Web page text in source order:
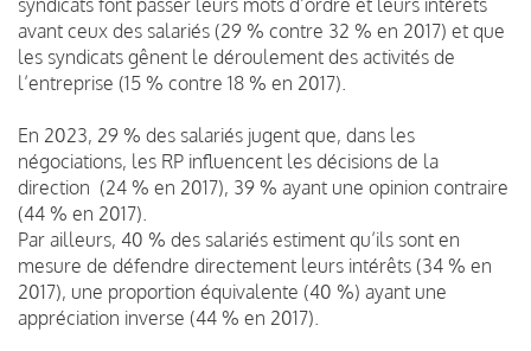
avant ceux des salariés (29 % contre 32 % en 2017) et que
les syndicats gênent le déroulement des activités de
l’entreprise (15 % contre 18 % en 2017).
En 2023, 29 % des salariés jugent que, dans les
négociations, les RP influencent les décisions de la
direction (24 % en 2017), 39 % ayant une opinion contraire
(44 % en 2017).
Par ailleurs, 40 % des salariés estiment qu’ils sont en
mesure de défendre directement leurs intérêts (34 % en
2017), une proportion équivalente (40 %) ayant une
appréciation inverse (44 % en 2017).